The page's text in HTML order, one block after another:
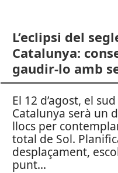
L’eclipsi del
Catalunya:
gaudir-lo amb
El 12 d’agost, el
Catalunya serà un
llocs per
total de Sol.
desplaçament,
punt...